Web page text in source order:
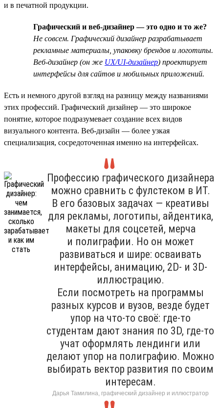
и в печатной продукции.
Графический и веб-дизайнер — это одно и то же?
Не совсем. Графический дизайнер разрабатывает
рекламные материалы, упаковку брендов и логотипы.
Веб-дизайнер (он же UX/UI-дизайнер) проектирует
интерфейсы для сайтов и мобильных приложений.
Есть и немного другой взгляд на разницу между названиями
этих профессий. Графический дизайнер — это широкое
понятие, которое подразумевает создание всех видов
визуального контента. Веб-дизайн — более узкая
специализация, сосредоточенная именно на интерфейсах.
Профессию графического дизайнера
можно сравнить с фулстеком в ИТ.
В его базовых задачах — креативы
для рекламы, логотипы, айдентика,
макеты для соцсетей, мерча
и полиграфии. Но он может
развиваться и шире: осваивать
интерфейсы, анимацию, 2D- и 3D-
иллюстрацию.
Если посмотреть на программы
разных курсов и вузов, везде будет
упор на что-то своё: где-то
студентам дают знания по 3D, где-то
учат оформлять лендинги или
делают упор на полиграфию. Можно
выбирать вектор развития по своим
интересам.
Дарья Тамилина, графический дизайнер и иллюстратор